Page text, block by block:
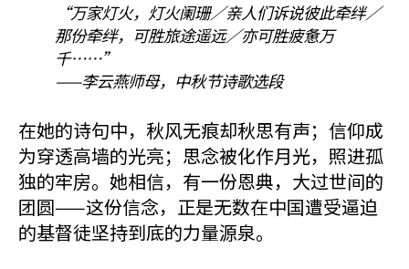
“万家灯火，灯火阑珊／亲人们诉说彼此牵绊／
那份牵绊，可胜旅途遥远／亦可胜疲惫万
千……”
——李云燕师母，中秋节诗歌选段
在她的诗句中，秋风无痕却秋思有声；信仰成
为穿透高墙的光亮；思念被化作月光，照进孤
独的牢房。她相信，有一份恩典，大过世间的
团圆——这份信念，正是无数在中国遭受逼迫
的基督徒坚持到底的力量源泉。